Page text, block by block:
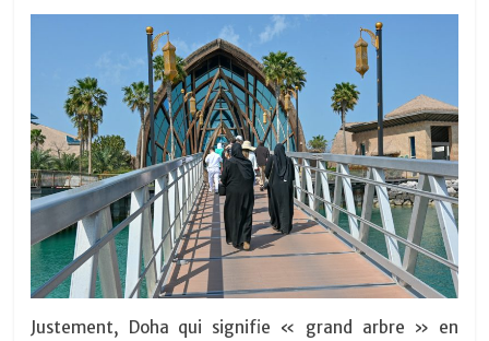
Justement, Doha qui signifie « grand arbre » en